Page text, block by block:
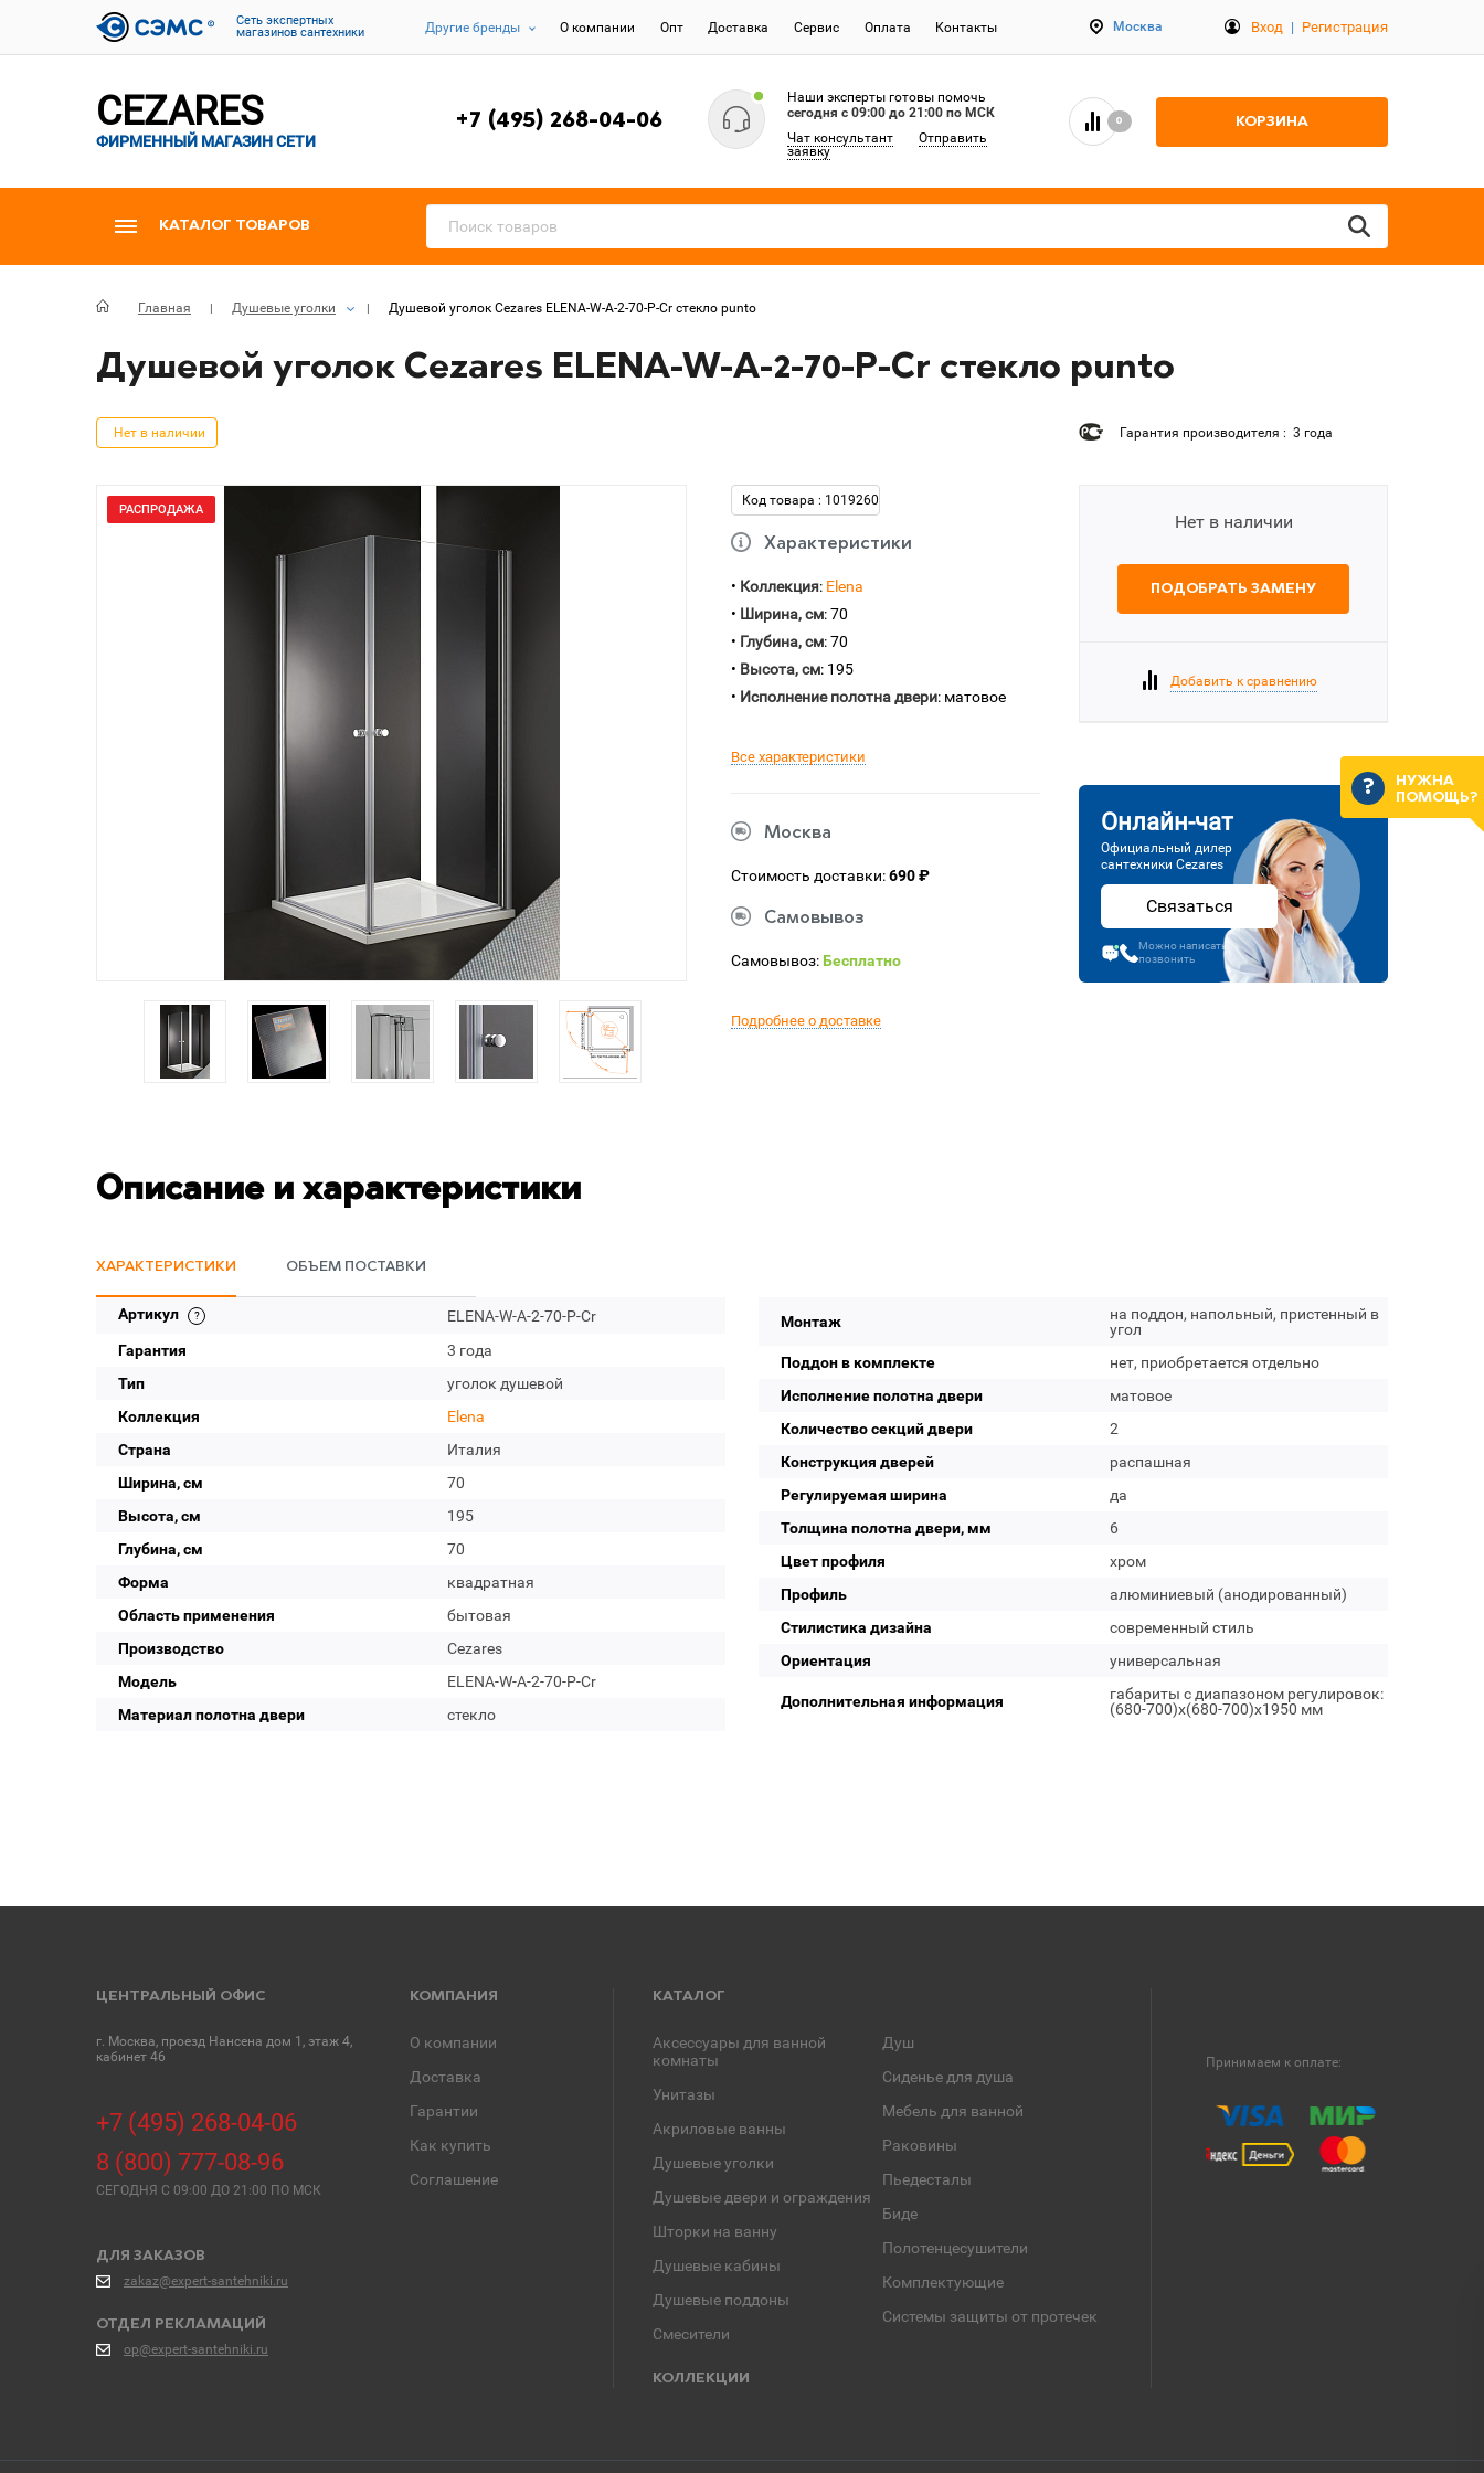
Cеть экспертных
магазинов сантехники
Другие бренды О компании Опт Доставка Сервис Оплата Контакты Москва Вход | Регистрация
CEZARES
ФИРМЕННЫЙ МАГАЗИН СЕТИ
+7 (495) 268-04-06
Наши эксперты готовы помочь
сегодня c 09:00 до 21:00 по МСК
Чат консультант
Отправить
заявку
0 КОРЗИНА
КАТАЛОГ ТОВАРОВ
Главная Душевые уголки Душевой уголок Cezares ELENA-W-A-2-70-P-Cr стекло punto
Душевой уголок Cezares ELENA-W-A-2-70-P-Cr стекло punto
Нет в наличии Гарантия производителя : 3 года
РАСПРОДАЖА
Код товара : 1019260
Характеристики
• Коллекция: Elena
• Ширина, см: 70
• Глубина, см: 70
• Высота, см: 195
• Исполнение полотна двери: матовое
Все характеристики
Москва
Стоимость доставки:690 ₽
Самовывоз
Самовывоз:Бесплатно
Подробнее о доставке
Нет в наличии
ПОДОБРАТЬ ЗАМЕНУ
Добавить к сравнению
Онлайн-чат
Официальный дилер
сантехники Cezares
Связаться
Можно написать или
позвонить
Описание и характеристики
ХАРАКТЕРИСТИКИ ОБЪЕМ ПОСТАВКИ
Артикул
ELENA-W-A-2-70-P-Cr
Гарантия
3 года
Тип
уголок душевой
Коллекция
Elena
Страна
Италия
Ширина, см
70
Высота, см
195
Глубина, см
70
Форма
квадратная
Область применения
бытовая
Производство
Cezares
Модель
ELENA-W-A-2-70-P-Cr
Материал полотна двери
стекло
Монтаж
на поддон, напольный, пристенный в
угол
Поддон в комплекте
нет, приобретается отдельно
Исполнение полотна двери
матовое
Количество секций двери
2
Конструкция дверей
распашная
Регулируемая ширина
да
Толщина полотна двери, мм
6
Цвет профиля
хром
Профиль
алюминиевый (анодированный)
Стилистика дизайна
современный стиль
Ориентация
универсальная
Дополнительная информация
габариты с диапазоном регулировок:
(680-700)x(680-700)x1950 мм
ЦЕНТРАЛЬНЫЙ ОФИС
г. Москва, проезд Нансена дом 1, этаж 4,
кабинет 46
+7 (495) 268-04-06
8 (800) 777-08-96
СЕГОДНЯ C 09:00 ДО 21:00 ПО МСК
ДЛЯ ЗАКАЗОВ
zakaz@expert-santehniki.ru
ОТДЕЛ РЕКЛАМАЦИЙ
op@expert-santehniki.ru
КОМПАНИЯ
О компании
Доставка
Гарантии
Как купить
Соглашение
КАТАЛОГ
Аксессуары для ванной
комнаты
Унитазы
Акриловые ванны
Душевые уголки
Душевые двери и ограждения
Шторки на ванну
Душевые кабины
Душевые поддоны
Смесители
Душ
Сиденье для душа
Мебель для ванной
Раковины
Пьедесталы
Биде
Полотенцесушители
Комплектующие
Системы защиты от протечек
КОЛЛЕКЦИИ
Принимаем к оплате:
НУЖНА
ПОМОЩЬ?